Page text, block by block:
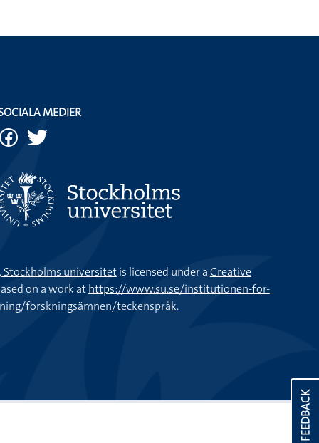
FEEDBACK
MEDIER
universitetis licensed under aCreative
on a work athttps://www.su.se/institutionen-for-
forskningsämnen/teckenspråk.